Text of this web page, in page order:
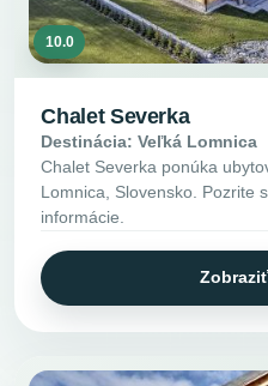
10.0
Chalet Severka
Destinácia: Veľká Lomnica
Chalet Severka ponúka
Lomnica, Slovensko. Pozrite
informácie.